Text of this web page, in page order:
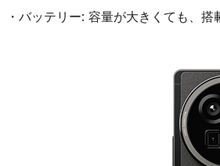
・ バッテリー: 容量が大きくても、搭